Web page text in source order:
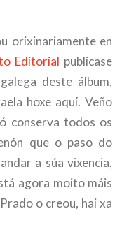
orixinariamente en
Editorial publicase
deste álbum,
hoxe aquí. Veño
conserva todos os
que o paso do
a súa vixencia,
agora moito máis
o creou, hai xa